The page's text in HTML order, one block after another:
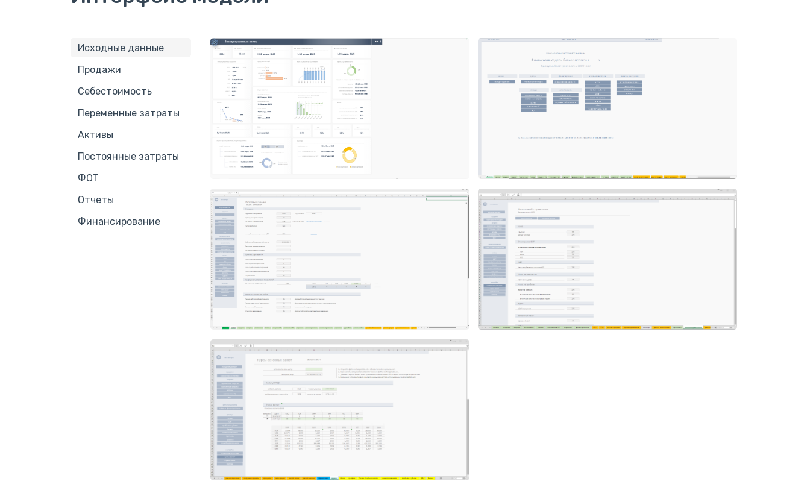
Исходные данные
Продажи
Себестоимость
Переменные затраты
Активы
Постоянные затраты
ФОТ
Отчеты
Финансирование